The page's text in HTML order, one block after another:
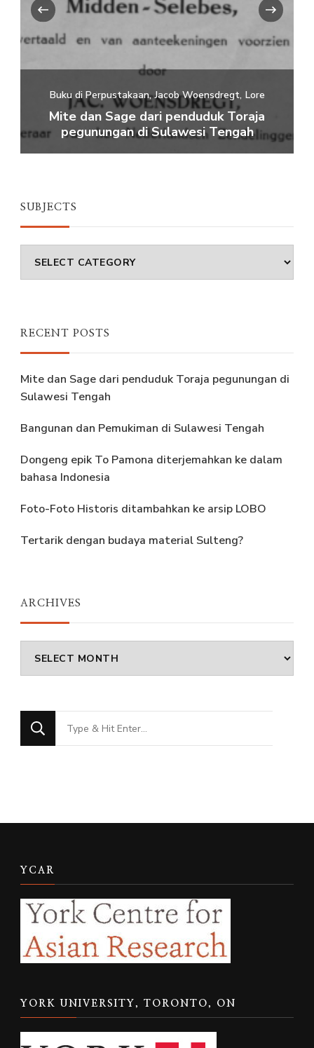
Jacob Woensdregt Lore
dari penduduk Toraja
di Sulawesi Tengah
Buku di Perpustakaan
Bangunan dan
‹
SUBJECTS
Subjects
RECENT POSTS
Mite dan Sage dari penduduk Toraja pegunungan di
Sulawesi Tengah
Bangunan dan Pemukiman di Sulawesi Tengah
Dongeng epik To Pamona diterjemahkan ke dalam
bahasa Indonesia
Foto-Foto Historis ditambahkan ke arsip LOBO
Tertarik dengan budaya material Sulteng?
ARCHIVES
Archives
Looking
for
YCAR
YORK UNIVERSITY, TORONTO, ON